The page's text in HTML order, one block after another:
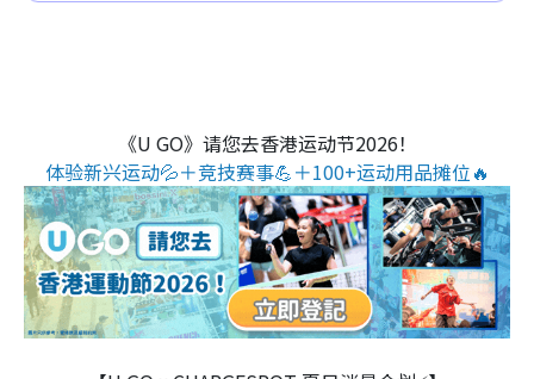
《U GO》请您去香港运动节2026！
体验新兴运动💦＋竞技赛事💪＋100+运动用品摊位🔥